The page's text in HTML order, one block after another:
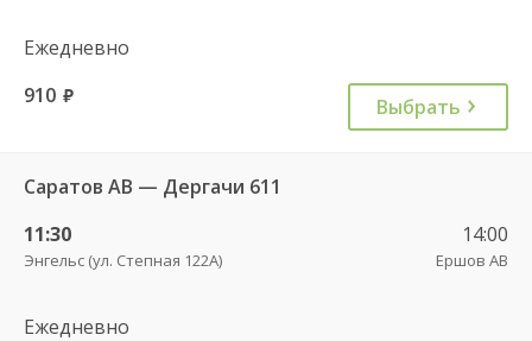
Ежедневно
910 руб. Выбрать
Саратов АВ — Дергачи 611
11:30
Энгельс (ул. Степная 122А)
14:00
Ершов АВ
Ежедневно